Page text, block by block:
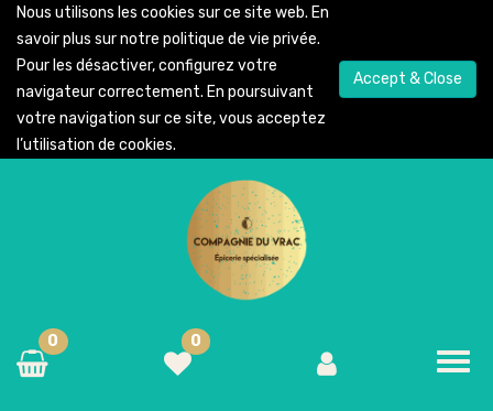
Nous utilisons les cookies sur ce site web. En
savoir plus sur notre politique de vie privée.
Pour les désactiver, configurez votre
navigateur correctement. En poursuivant
votre navigation sur ce site, vous acceptez
l’utilisation de cookies.
Accept & Close
0
0